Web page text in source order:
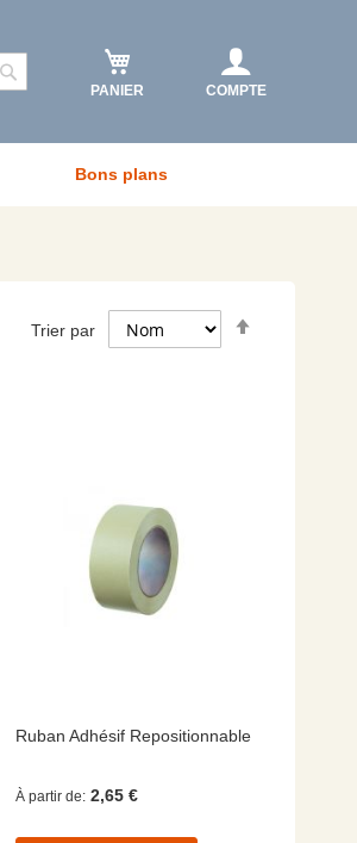
RechercherPANIER COMPTE
Bons plans
Trier par
Ruban Adhésif Repositionnable
À partir de 2,65 €